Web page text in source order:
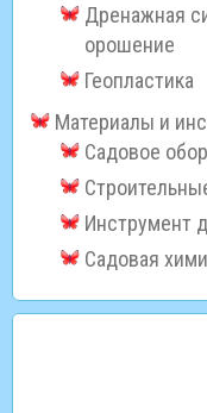
Дренажная
орошение
Геопластика
Материалы и
Садовое
Инструмент
Садовая